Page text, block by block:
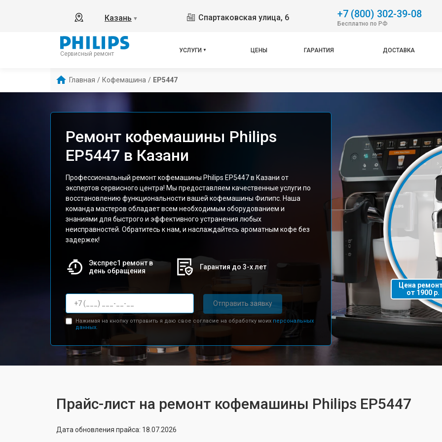
Казань ▼ Спартаковская улица, 6 +7 (800) 302-39-08
Бесплатно по РФ
Сервисный ремонт
УСЛУГИ ЦЕНЫ ГАРАНТИЯ ДОСТАВКА
Главная / Кофемашина / EP5447
Ремонт кофемашины Philips
EP5447 в Казани
Профессиональный ремонт кофемашины Philips EP5447 в Казани от
экспертов сервисного центра! Мы предоставляем качественные услуги по
восстановлению функциональности вашей кофемашины Филипс. Наша
команда мастеров обладает всем необходимым оборудованием и
знаниями для быстрого и эффективного устранения любых
неисправностей. Обратитесь к нам, и наслаждайтесь ароматным кофе без
задержек!
Экспрес1 ремонт в
день обращения
Гарантия до 3-х лет
Отправить заявку
Нажимая на кнопку отправить я даю свое согласие на обработку моих персональных
данных.
Цена
от 1900 р.
Прайс-лист на ремонт кофемашины Philips EP5447
Дата обновления прайса: 18.07.2026